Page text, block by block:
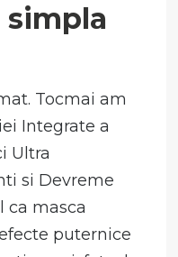
simpla
Tocmai am
Integrate a
Ultra
si Devreme
ca masca
puternice